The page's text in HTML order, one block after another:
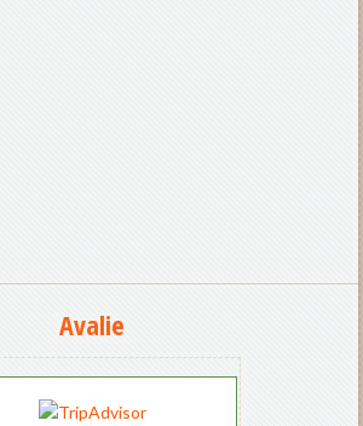
Avalie